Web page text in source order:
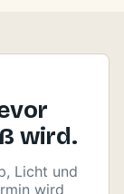
wird.
Licht und
wird